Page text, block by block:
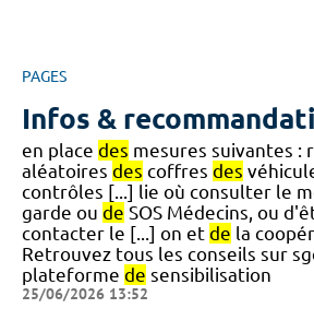
PAGES
Infos &
en place des mesures suivantes :
aléatoires des coffres des
contrôles [...] lie où consulter le
garde ou de SOS Médecins, ou
contacter le [...] on et de la
Retrouvez tous les conseils sur
plateforme de sensibilisation
25/06/2026 13:52